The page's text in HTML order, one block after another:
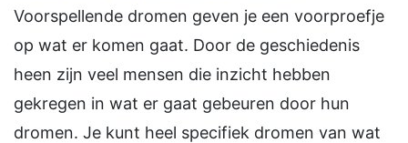
Voorspellende dromen geven je een voorproefje
op wat er komen gaat. Door de geschiedenis
heen zijn veel mensen die inzicht hebben
gekregen in wat er gaat gebeuren door hun
dromen. Je kunt heel specifiek dromen van wat